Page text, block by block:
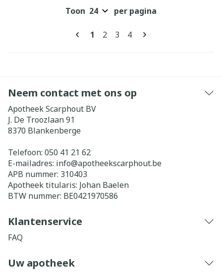
Pagina's
U lees momenteel pagina
1 Pagina
2 Pagina
3 Pagina
4
Toon per pagina
Neem contact met ons op
Apotheek Scarphout BV
J. De Troozlaan 91
8370 Blankenberge
Telefoon: 050 41 21 62
E-mailadres: info@apotheekscarphout.be
APB nummer: 310403
Apotheek titularis: Johan Baelen
BTW nummer: BE0421970586
Klantenservice
FAQ
Uw apotheek